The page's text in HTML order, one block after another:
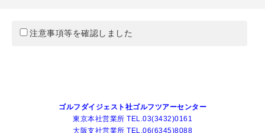
注意事項等を確認しました
ゴルフダイジェスト社ゴルフツアーセンター
東京本社営業所 TEL.03(3432)0161
大阪支社営業所 TEL.06(6345)8088